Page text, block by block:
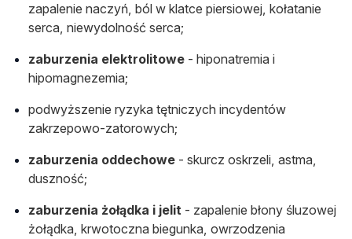
zapalenie naczyń, ból w klatce piersiowej, kołatanie
serca, niewydolność serca;
zaburzenia elektrolitowe - hiponatremia i
hipomagnezemia;
podwyższenie ryzyka tętniczych incydentów
zakrzepowo-zatorowych;
zaburzenia oddechowe - skurcz oskrzeli, astma,
duszność;
zaburzenia żołądka i jelit - zapalenie błony śluzowej
żołądka, krwotoczna biegunka, owrzodzenia